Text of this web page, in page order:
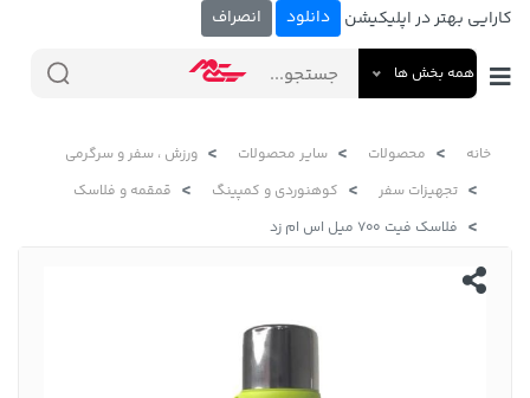
کارایی بهتر در اپلیکیشن دانلود انصراف
همه بخش ها
خانه محصولات سایر محصولات
ورزش ، سفر و سرگرمی
تجهیزات سفر
کوهنوردی و کمپینگ
قمقمه و فلاسک
فلاسک فیت ۷۰۰ میل اس ام زد